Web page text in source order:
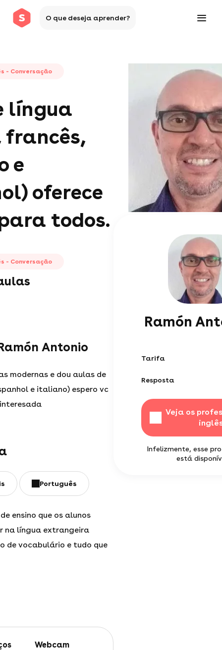
O que deseja aprender?
Ramón
Tarifa
Resposta
Veja os
Infelizmente, esse
está
- Conversação
língua
francês,
e
oferece
todos.
- Conversação
Antonio
modernas e dou aulas de
e italiano) espero vc
Português
ensino que os alunos
na língua extrangeira
de vocabulário e tudo que
webcam